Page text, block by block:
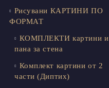
Рисувани КАРТИНИ ПО
ФОРМАТ
КОМПЛЕКТИ картини и
пана за стена
Комплект картини от 2
части (Диптих)